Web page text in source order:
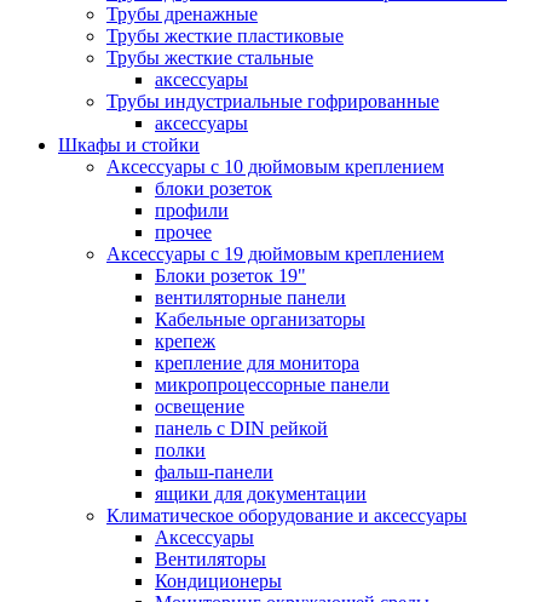
Трубы дренажные
Трубы жесткие пластиковые
Трубы жесткие стальные
аксессуары
Трубы индустриальные гофрированные
аксессуары
Шкафы и стойки
Аксессуары с 10 дюймовым креплением
блоки розеток
профили
прочее
Аксессуары с 19 дюймовым креплением
Блоки розеток 19"
вентиляторные панели
Кабельные организаторы
крепеж
крепление для монитора
микропроцессорные панели
освещение
панель с DIN рейкой
полки
фальш-панели
ящики для документации
Климатическое оборудование и аксессуары
Аксессуары
Вентиляторы
Кондиционеры